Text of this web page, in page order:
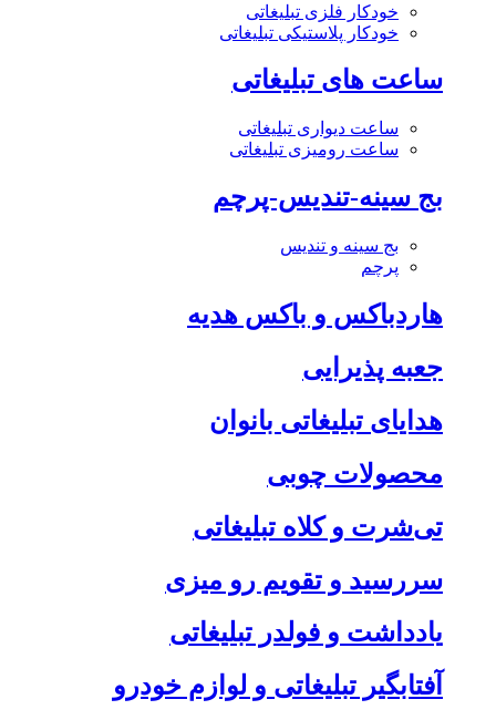
خودکار فلزی تبلیغاتی
خودکار پلاستیکی تبلیغاتی
ساعت های تبلیغاتی
ساعت دیواری تبلیغاتی
ساعت رومیزی تبلیغاتی
بج سینه-تندیس-پرچم
بج سینه و تندیس
پرچم
هاردباکس و باکس هدیه
جعبه پذیرایی
هدایای تبلیغاتی بانوان
محصولات چوبی
تی‌شرت و کلاه تبلیغاتی
سررسید و تقویم رو میزی
یادداشت و فولدر تبلیغاتی
آفتابگیر تبلیغاتی و لوازم خودرو